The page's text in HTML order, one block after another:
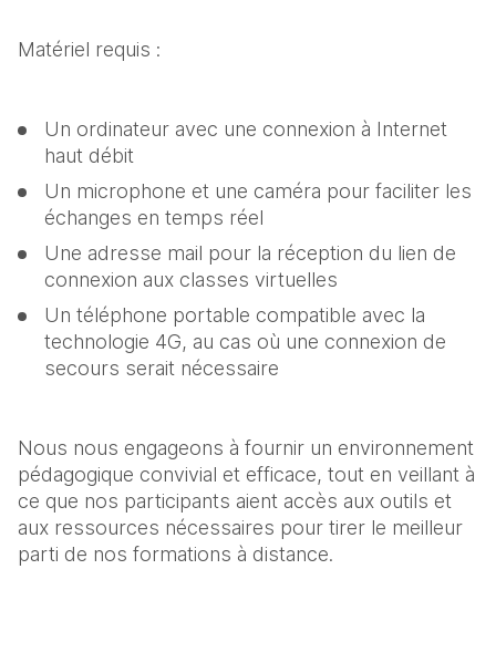
Matériel requis :
Un ordinateur avec une connexion à Internet
haut débit
Un microphone et une caméra pour faciliter les
échanges en temps réel
Une adresse mail pour la réception du lien de
connexion aux classes virtuelles
Un téléphone portable compatible avec la
technologie 4G, au cas où une connexion de
secours serait nécessaire
Nous nous engageons à fournir un environnement
pédagogique convivial et efficace, tout en veillant à
ce que nos participants aient accès aux outils et
aux ressources nécessaires pour tirer le meilleur
parti de nos formations à distance.